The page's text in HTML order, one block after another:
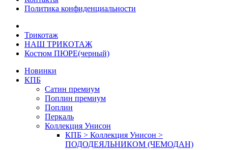
Политика конфиденциальности
Трикотаж
НАШ ТРИКОТАЖ
Костюм ПЮРЕ(черный)
Новинки
КПБ
Сатин премиум
Поплин премиум
Поплин
Перкаль
Коллекция Унисон
КПБ > Коллекция Унисон >
ПОДОДЕЯЛЬНИКОМ (ЧЕМОДАН)